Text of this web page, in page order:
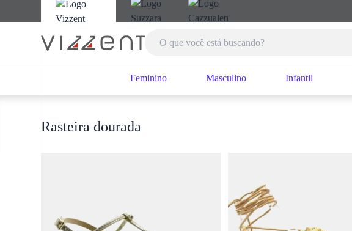
Feminino Masculino Infantil
Rasteira dourada